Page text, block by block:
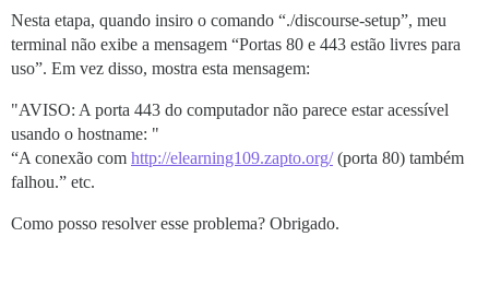
Nesta etapa, quando insiro o comando “./discourse-setup”, meu
terminal não exibe a mensagem “Portas 80 e 443 estão livres para
uso”. Em vez disso, mostra esta mensagem:
"AVISO: A porta 443 do computador não parece estar acessível
usando o hostname: "
“A conexão com http://elearning109.zapto.org/(porta 80) também
falhou.” etc.
Como posso resolver esse problema? Obrigado.